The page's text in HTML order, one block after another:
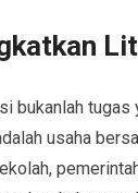
bukanlah
usaha